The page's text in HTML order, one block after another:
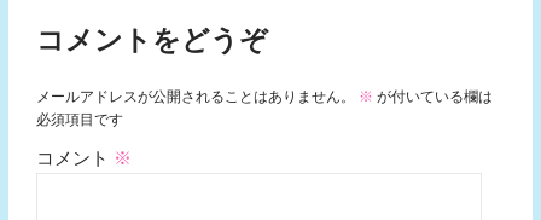
コメントをどうぞ
メールアドレスが公開されることはありません。 ※ が付いている欄は
必須項目です
コメント ※